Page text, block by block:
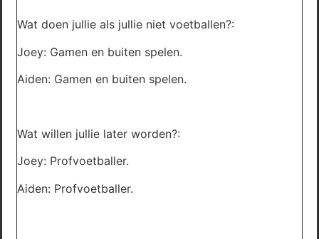
Wat doen jullie als jullie niet voetballen?:
Joey: Gamen en buiten spelen.
Aiden: Gamen en buiten spelen.
Wat willen jullie later worden?:
Joey: Profvoetballer.
Aiden: Profvoetballer.